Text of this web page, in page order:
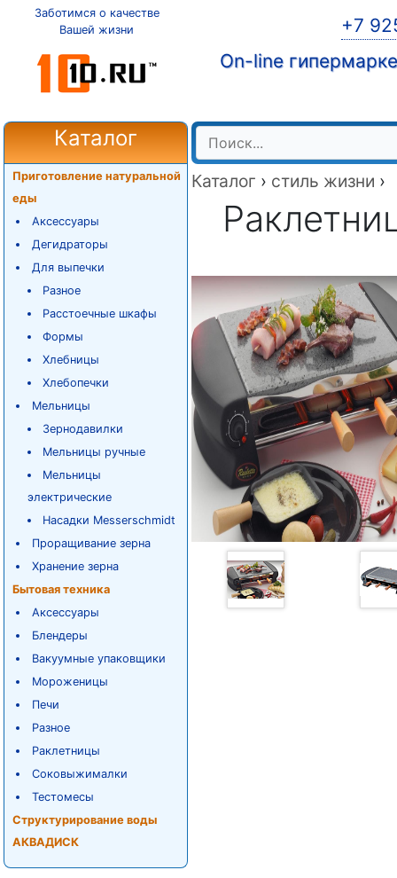
Заботимся о качестве
Вашей жизни
+7
On-line
Каталог
Приготовление натуральной
еды
Аксессуары
Дегидраторы
Для выпечки
Разное
Расстоечные шкафы
Формы
Хлебницы
Хлебопечки
Мельницы
Зернодавилки
Мельницы ручные
Мельницы
электрические
Насадки Messerschmidt
Проращивание зерна
Хранение зерна
Бытовая техника
Аксессуары
Блендеры
Вакуумные упаковщики
Мороженицы
Печи
Разное
Раклетницы
Соковыжималки
Тестомесы
Структурирование воды
АКВАДИСК
Каталог › стиль жизни ›